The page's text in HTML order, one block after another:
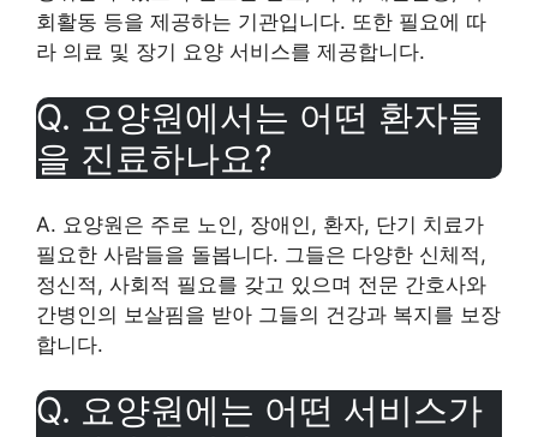
회활동 등을 제공하는 기관입니다. 또한 필요에 따
라 의료 및 장기 요양 서비스를 제공합니다.
Q. 요양원에서는 어떤 환자들
을 진료하나요?
A. 요양원은 주로 노인, 장애인, 환자, 단기 치료가
필요한 사람들을 돌봅니다. 그들은 다양한 신체적,
정신적, 사회적 필요를 갖고 있으며 전문 간호사와
간병인의 보살핌을 받아 그들의 건강과 복지를 보장
합니다.
Q. 요양원에는 어떤 서비스가